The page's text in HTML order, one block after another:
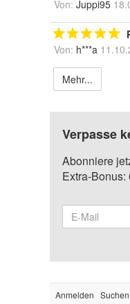
Von: Juppi95
Von: h***a
Mehr...
Verpasse
Abonniere
Extra-
Anmelden Suchen